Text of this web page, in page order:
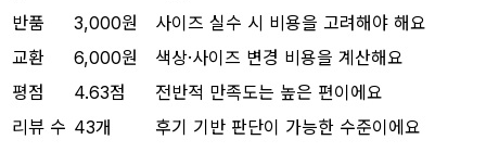
반품
3,000원
사이즈 실수 시 비용을 고려해야 해요
교환
6,000원
색상·사이즈 변경 비용을 계산해요
평점
4.63점
전반적 만족도는 높은 편이에요
리뷰 수 43개 후기 기반 판단이 가능한 수준이에요